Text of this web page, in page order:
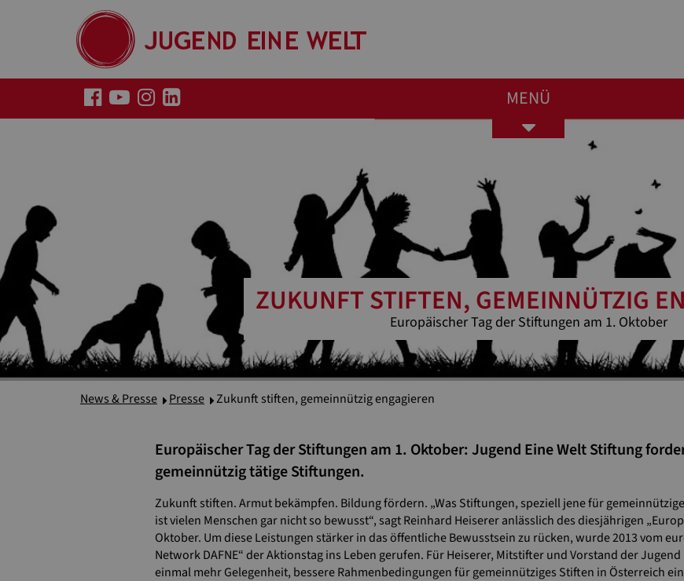
MENÜ
Toggle
ZUKUNFT STIFTEN, GEMEINNÜTZIG
Europäischer Tag der Stiftungen am 1. Oktober
News & Presse Presse Zukunft stiften, gemeinnützig engagieren
Europäischer Tag der Stiftungen am 1. Oktober: Jugend Eine Welt Stiftung
gemeinnützig tätige Stiftungen.
Zukunft stiften. Armut bekämpfen. Bildung fördern. „Was Stiftungen, speziell jene für
ist vielen Menschen gar nicht so bewusst“, sagt Reinhard Heiserer anlässlich des diesjährigen
Oktober. Um diese Leistungen stärker in das öffentliche Bewusstsein zu rücken, wurde 2013 vom
Network DAFNE“ der Aktionstag ins Leben gerufen. Für Heiserer, Mitstifter und Vorstand der
einmal mehr Gelegenheit, bessere Rahmenbedingungen für gemeinnütziges Stiften in Österreich